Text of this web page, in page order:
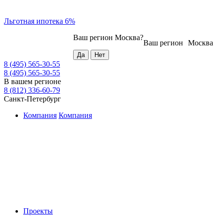
Льготная ипотека 6%
Москва
Ваш регион
Ваш регион Москва?
8 (495) 565-30-55
8 (495) 565-30-55
В вашем регионе
8 (812) 336-60-79
Санкт-Петербург
Компания Компания
Проекты